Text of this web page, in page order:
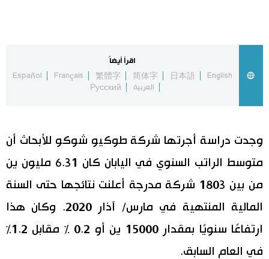
اقتصاد
ثقافة
المطبخ الياباني
تواصل معنا
اقرأ أيضاً
English
日本語
简体字
繁體字
Français
Español
العربية
Русский
وجدت دراسة أجرتها شركة طوكيو شوكو للأبحاث أن
متوسط الراتب السنوي في اليابان كان 6.31 مليون ين
من بين 1803 شركة مدرجة أعلنت نتائجها حتى السنة
المالية المنتهية في مارس/ آذار 2020. وكان هذا
ارتفاعًا سنويًا بمقدار 15000 ين أو 0.2 ٪ مقابل 1.2٪
في العام السابق.